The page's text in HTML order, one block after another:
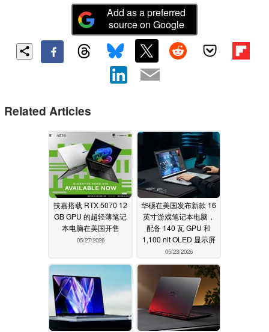
Add as a preferred
source on Google
Related Articles
技嘉搭载 RTX 5070 12
GB GPU 的超轻薄笔记
本电脑在美国开售
05/27/2026
华硕在美国发布新款 16
英寸游戏笔记本电脑，
配备 140 瓦 GPU 和
1,100 nit OLED 显示屏
05/23/2026